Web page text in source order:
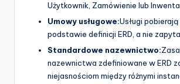
Użytkownik, Zamówienie lub
Umowy usługowe:Usługi pobierają
podstawie definicji ERD, a nie
Standardowe nazewnictwo:
nazewnictwa zdefiniowane w ERD
niejasnościom między różnymi